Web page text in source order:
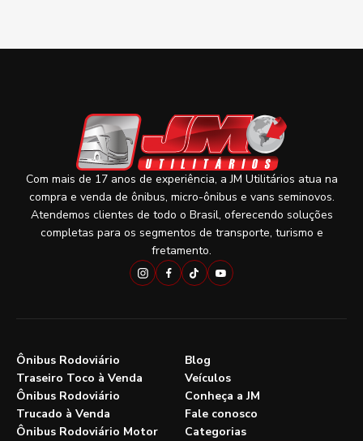
Com mais de 17 anos de experiência, a JM Utilitários atua na
compra e venda de ônibus, micro-ônibus e vans seminovos.
Atendemos clientes de todo o Brasil, oferecendo soluções
completas para os segmentos de transporte, turismo e
fretamento.
Ônibus Rodoviário
Traseiro Toco à Venda
Ônibus Rodoviário
Trucado à Venda
Ônibus Rodoviário Motor
Blog
Veículos
Conheça a JM
Fale conosco
Categorias